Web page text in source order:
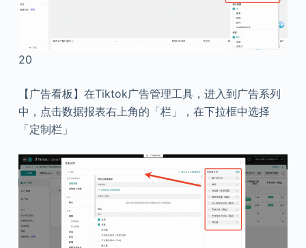
20
【广告看板】在Tiktok广告管理工具，进入到广告系列
中，点击数据报表右上角的「栏」，在下拉框中选择
「定制栏」